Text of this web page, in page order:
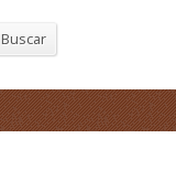
Buscar